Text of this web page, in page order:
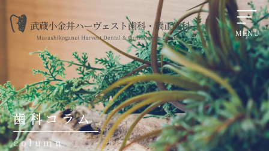
武蔵小金井で歯医者を選ぶなら――後悔しない歯科医院を選ぶ７
歯科コラム
column